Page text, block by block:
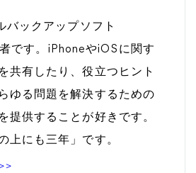
バックアップソフト
です。iPhoneやiOSに関す
共有したり、役立つヒント
ゆる問題を解決するための
提供することが好きです。
上にも三年」です。